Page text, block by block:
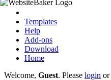
Templates
Help
Add-ons
Download
Home
Welcome, Guest. Please login or